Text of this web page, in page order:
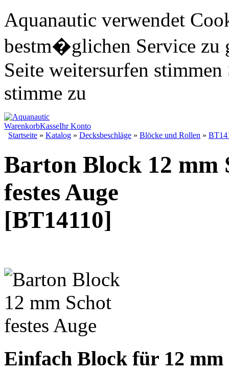
Aquanautic verwendet
bestm�glichen Service zu
Seite weitersurfen stimmen
stimme zu
WarenkorbKasseIhr Konto
Startseite » Katalog » Decksbeschläge » Blöcke und Rollen »
Barton Block 12 mm
festes Auge
[BT14110]
Einfach Block für 12 mm